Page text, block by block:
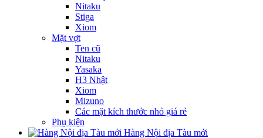
Nitaku
Stiga
Xiom
Mặt vợt
Ten cũ
Nitaku
Yasaka
H3 Nhật
Xiom
Mizuno
Các mặt kích thước nhỏ giá rẻ
Phụ kiện
Hàng Nội địa Tàu mới